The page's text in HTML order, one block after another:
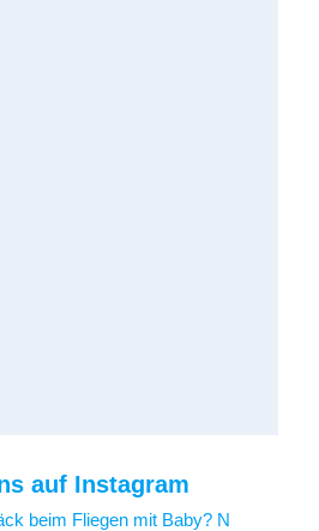
auf Instagram
beim Fliegen mit Baby? N